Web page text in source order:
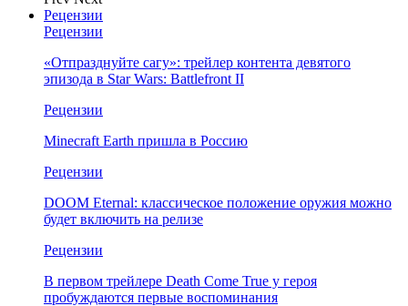
Рецензии
Рецензии
«Отпразднуйте сагу»: трейлер контента девятого
эпизода в Star Wars: Battlefront II
Рецензии
Minecraft Earth пришла в Россию
Рецензии
DOOM Eternal: классическое положение оружия можно
будет включить на релизе
Рецензии
В первом трейлере Death Come True у героя
пробуждаются первые воспоминания